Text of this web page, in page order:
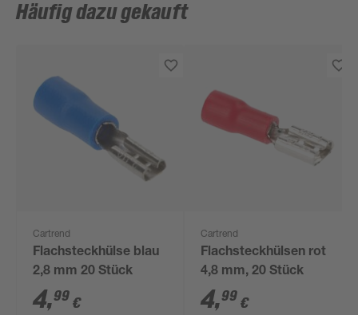
Häufig dazu gekauft
Cartrend
Flachsteckhülse blau
2,8 mm 20 Stück
4,99 €
Cartrend
Flachsteckhülsen rot
4,8 mm, 20 Stück
4,99 €